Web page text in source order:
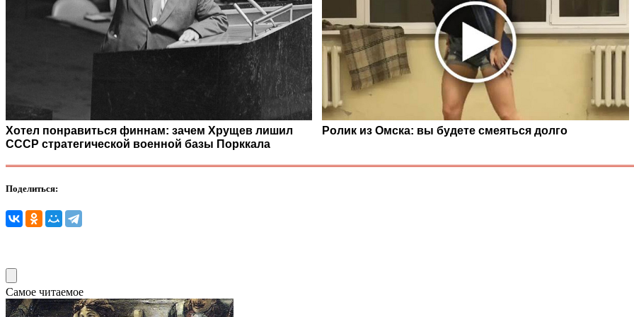
Хотел понравиться финнам: зачем Хрущев лишил
СССР стратегической военной базы Порккала
Ролик из Омска: вы будете смеяться долго
Поделиться:
Самое читаемое